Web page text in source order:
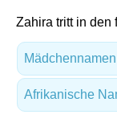
Zahira tritt in den
Afrikanische